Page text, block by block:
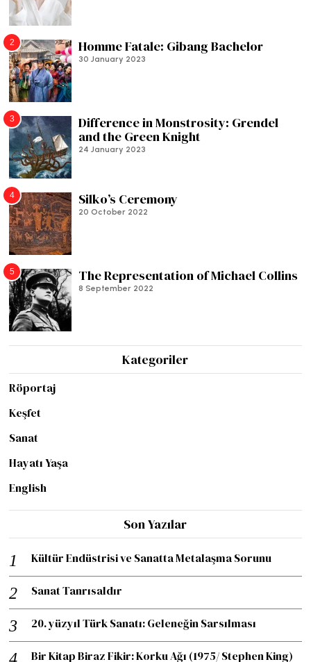
2 Homme Fatale: Gibang Bachelor
30 January 2023
3
Difference in Monstrosity: Grendel
and the Green Knight
24 January 2023
4 Silko’s Ceremony
20 October 2022
5 The Representation of Michael Collins
8 September 2022
Kategoriler
Röportaj
Keşfet
Sanat
Hayatı Yaşa
English
Son Yazılar
Kültür Endüstrisi ve Sanatta Metalaşma Sorunu
Sanat Tanrısaldır
20. yüzyıl Türk Sanatı: Geleneğin Sarsılması
Bir Kitap Biraz Fikir: Korku Ağı (1975/ Stephen King)